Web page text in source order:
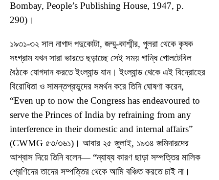
Bombay, People’s Publishing House, 1947, p.
290)।
১৯৩১-৩২ সাল নাগাদ পদুকোটা, জম্মু-কাশ্মীর, পুলরা থেকে কৃষক
সংগ্রাম যখন সারা ভারতে ছড়াচ্ছে সেই সময় গান্ধি গোলটেবিল
বৈঠকে যোগদান করতে ইংল্যান্ড যান। ইংল্যান্ড থেকে এই বিদ্রোহের
বিরোধিতা ও সামন্তপ্রভুদের সমর্থন করে তিনি ঘোষণা করেন,
“Even up to now the Congress has endeavoured to
serve the Princes of India by refraining from any
interference in their domestic and internal affairs”
(CWMG ৫৩/৩৬১)। আবার ২৫ জুলাই, ১৯৩৪ জমিদারদের
আশ্বাস দিয়ে তিনি বলেন— “ন্যায্য কারণ ছাড়া সম্পত্তির মালিক
শ্রেণিদের তাদের সম্পত্তির থেকে আমি বঞ্চিত করতে চাই না।